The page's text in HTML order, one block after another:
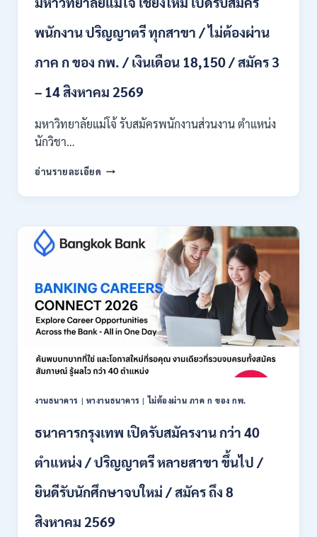
ONLINE
ก.ค.
19
2569
พนักงาน ปริญญาตรี ทุกสาขา / ไม่ต้องผ่าน
ภาค ก ของ กพ. / เงินเดือน 18,150 / สมัคร 3
– 14 สิงหาคม 2569
มหาวิทยาลัยแม่โจ้ รับสมัครพนักงานส่วนงาน ตำแหน่ง
นักวิชา…
อ่านรายละเอียด มหาวิทยาลัย
โจ้
เปิด
รับ
สมัคร
ปริญญา
ตรี
ทุก
สาขา
/
ไม่
ต้อง
กพ.
เงิน
18,150
สมัคร
งานธนาคาร | หางานธนาคาร |ไม่ต้องผ่าน ภาค ก ของ กพ.
ธนาคารกรุงเทพ เปิดรับสมัครงาน กว่า 40
ตำแหน่ง / ปริญญาตรี หลายสาขา ขึ้นไป /
ยินดีรับนักศึกษาจบใหม่ / สมัคร ถึง 8
สิงหาคม 2569